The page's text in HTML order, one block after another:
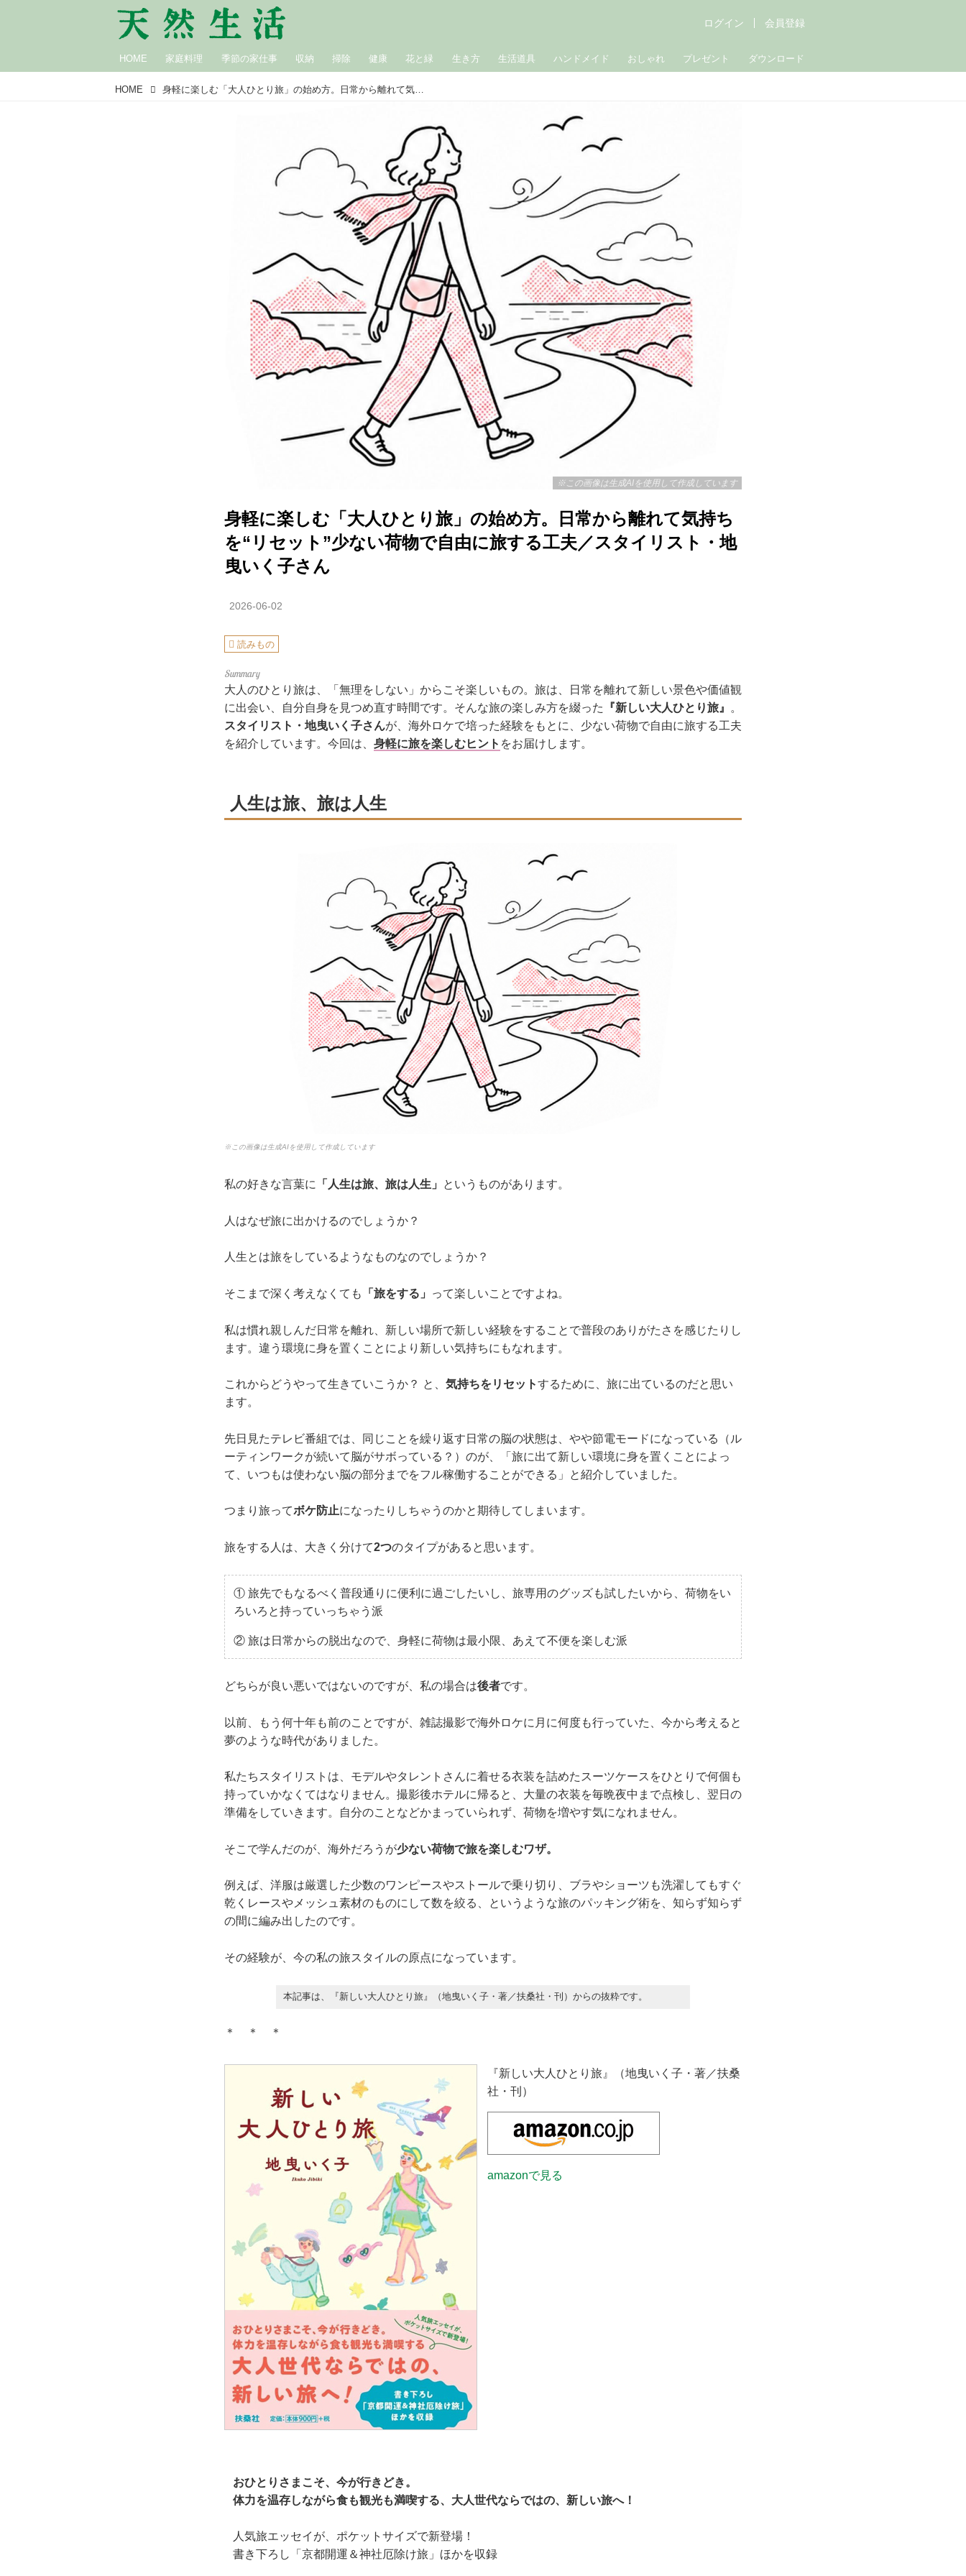
HOME 家庭料理 季節の家仕事 収納 掃除 健康 花と緑 生き方 生活道具 ハンドメイド おしゃれ プレゼント ダウンロード
ログイン 会員登録
HOME 身軽に楽しむ「大人ひとり旅」の始め方。日常から離れて気持ちを“リセット”少ない荷物で自由に旅する工夫／スタイリスト・地曳いく子さん
※この画像は生成AIを使用して作成しています
身軽に楽しむ「大人ひとり旅」の始め方。日常から離れて気持ち
を“リセット”少ない荷物で自由に旅する工夫／スタイリスト・地
曳いく子さん
2026-06-02
読みもの
大人のひとり旅は、「無理をしない」からこそ楽しいもの。旅は、日常を離れて新しい景色や価値観
に出会い、自分自身を見つめ直す時間です。そんな旅の楽しみ方を綴った
『新しい大人ひとり旅』
。
スタイリスト・地曳いく子さんが、海外ロケで培った経験をもとに、少ない荷物で自由に旅する工夫
を紹介しています。今回は、 身軽に旅を楽しむヒント をお届けします。
人生は旅、旅は人生
※この画像は生成AIを使用して作成しています
私の好きな言葉に 「人生は旅、旅は人生」 というものがあります。
人はなぜ旅に出かけるのでしょうか？
人生とは旅をしているようなものなのでしょうか？
そこまで深く考えなくても 「旅をする」 って楽しいことですよね。
私は慣れ親しんだ日常を離れ、新しい場所で新しい経験をすることで普段のありがたさを感じたりし
ます。違う環境に身を置くことにより新しい気持ちにもなれます。
これからどうやって生きていこうか？ と、 気持ちをリセットするために、旅に出ているのだと思い
ます。
先日見たテレビ番組では、同じことを繰り返す日常の脳の状態は、やや節電モードになっている（ル
ーティンワークが続いて脳がサボっている？）のが、「旅に出て新しい環境に身を置くことによっ
て、いつもは使わない脳の部分までをフル稼働することができる」と紹介していました。
つまり旅ってボケ防止になったりしちゃうのかと期待してしまいます。
旅をする人は、大きく分けて2つのタイプがあると思います。
① 旅先でもなるべく普段通りに便利に過ごしたいし、旅専用のグッズも試したいから、荷物をい
ろいろと持っていっちゃう派
② 旅は日常からの脱出なので、身軽に荷物は最小限、あえて不便を楽しむ派
どちらが良い悪いではないのですが、私の場合は後者です。
以前、もう何十年も前のことですが、雑誌撮影で海外ロケに月に何度も行っていた、今から考えると
夢のような時代がありました。
私たちスタイリストは、モデルやタレントさんに着せる衣装を詰めたスーツケースをひとりで何個も
持っていかなくてはなりません。撮影後ホテルに帰ると、大量の衣装を毎晩夜中まで点検し、翌日の
準備をしていきます。自分のことなどかまっていられず、荷物を増やす気になれません。
そこで学んだのが、海外だろうが少ない荷物で旅を楽しむワザ。
例えば、洋服は厳選した少数のワンピースやストールで乗り切り、ブラやショーツも洗濯してもすぐ
乾くレースやメッシュ素材のものにして数を絞る、というような旅のパッキング術を、知らず知らず
の間に編み出したのです。
その経験が、今の私の旅スタイルの原点になっています。
本記事は、『新しい大人ひとり旅』（地曳いく子・著／扶桑社・刊）からの抜粋です。
＊ ＊ ＊
『新しい大人ひとり旅』（地曳いく子・著／扶桑
社・刊）
amazonで見る
おひとりさまこそ、今が行きどき。
体力を温存しながら食も観光も満喫する、大人世代ならではの、新しい旅へ！
人気旅エッセイが、ポケットサイズで新登場！
書き下ろし「京都開運＆神社厄除け旅」ほかを収録